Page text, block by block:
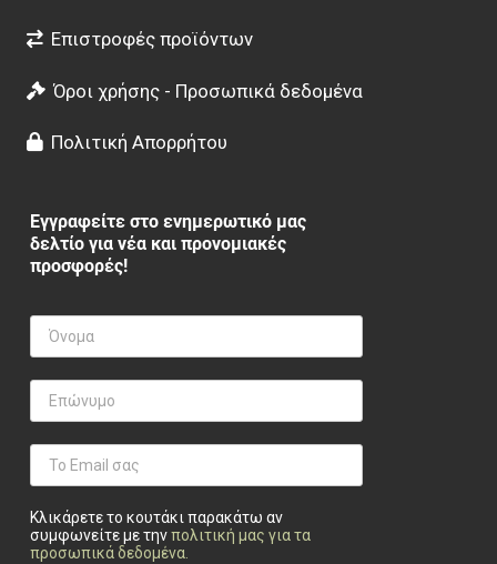
Επιστροφές προϊόντων
Όροι χρήσης - Προσωπικά δεδομένα
Πολιτική Απορρήτου
Εγγραφείτε στο ενημερωτικό μας
δελτίο για νέα και προνομιακές
προσφορές!
Κλικάρετε το κουτάκι παρακάτω αν
συμφωνείτε με τηνπολιτική μας για τα
προσωπικά δεδομένα.